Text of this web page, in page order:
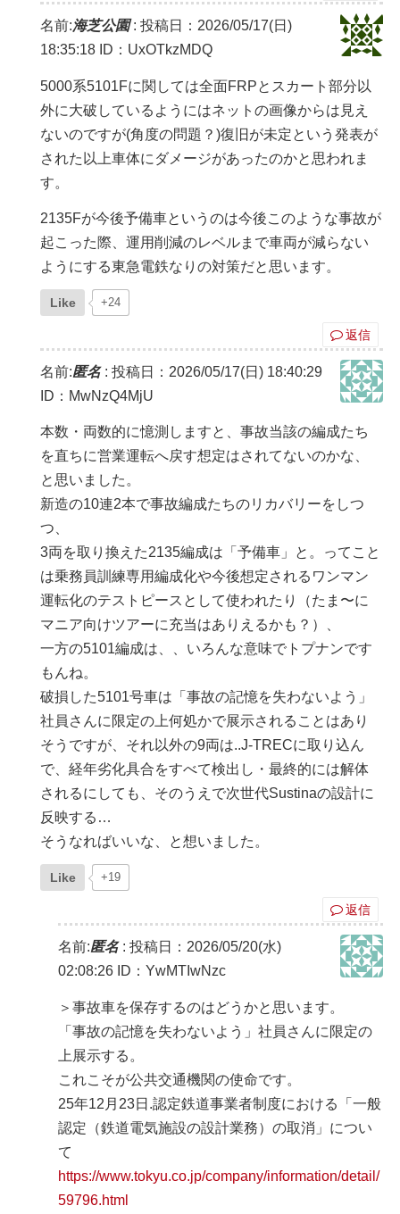
名前:海芝公園: 投稿日：2026/05/17(日)
18:35:18 ID：UxOTkzMDQ
5000系5101Fに関しては全面FRPとスカート部分以
外に大破しているようにはネットの画像からは見え
ないのですが(角度の問題？)復旧が未定という発表が
された以上車体にダメージがあったのかと思われま
す。
2135Fが今後予備車というのは今後このような事故が
起こった際、運用削減のレベルまで車両が減らない
ようにする東急電鉄なりの対策だと思います。
Like +24
返信
名前:匿名: 投稿日：2026/05/17(日) 18:40:29
ID：MwNzQ4MjU
本数・両数的に憶測しますと、事故当該の編成たち
を直ちに営業運転へ戻す想定はされてないのかな、
と思いました。
新造の10連2本で事故編成たちのリカバリーをしつ
つ、
3両を取り換えた2135編成は「予備車」と。ってこと
は乗務員訓練専用編成化や今後想定されるワンマン
運転化のテストピースとして使われたり（たま〜に
マニア向けツアーに充当はありえるかも？）、
一方の5101編成は、、いろんな意味でトプナンです
もんね。
破損した5101号車は「事故の記憶を失わないよう」
社員さんに限定の上何処かで展示されることはあり
そうですが、それ以外の9両は..J-TRECに取り込ん
で、経年劣化具合をすべて検出し・最終的には解体
されるにしても、そのうえで次世代Sustinaの設計に
反映する…
そうなればいいな、と想いました。
Like +19
返信
名前:匿名: 投稿日：2026/05/20(水)
02:08:26 ID：YwMTIwNzc
＞事故車を保存するのはどうかと思います。
「事故の記憶を失わないよう」社員さんに限定の
上展示する。
これこそが公共交通機関の使命です。
25年12月23日.認定鉄道事業者制度における「一般
認定（鉄道電気施設の設計業務）の取消」につい
て
https://www.tokyu.co.jp/company/information/detail/
59796.html